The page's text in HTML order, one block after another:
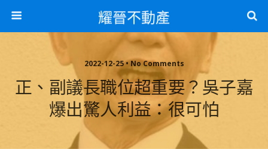
耀晉不動產
2022-12-25 • No Comments
正、副議長職位超重要？吳子嘉
爆出驚人利益：很可怕